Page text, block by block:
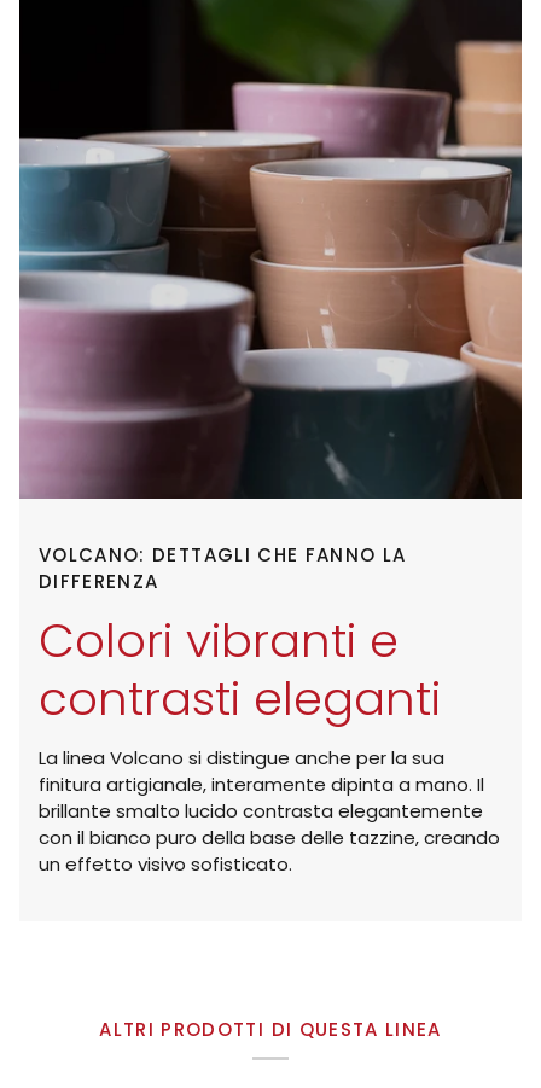
VOLCANO: DETTAGLI CHE FANNO LA
DIFFERENZA
Colori vibranti e
contrasti eleganti
La linea Volcano si distingue anche per la sua
finitura artigianale, interamente dipinta a mano. Il
brillante smalto lucido contrasta elegantemente
con il bianco puro della base delle tazzine, creando
un effetto visivo sofisticato.
ALTRI PRODOTTI DI QUESTA LINEA